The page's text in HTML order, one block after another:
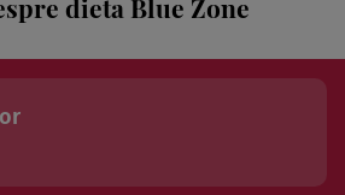
dieta Blue Zone